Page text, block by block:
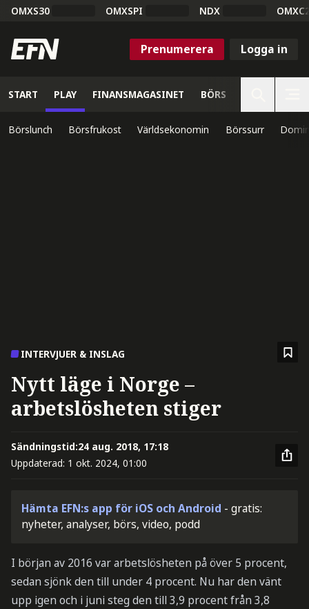
OMXS30 OMXSPI NDX
Prenumerera Logga in
START PLAY FINANSMAGASINET BÖRS
Börslunch Börsfrukost Världsekonomin Börssurr
INTERVJUER & INSLAG
Nytt läge i Norge –
arbetslösheten stiger
Sändningstid:24 aug. 2018, 17:18
Uppdaterad: 1 okt. 2024, 01:00
Hämta EFN:s app för iOS och Android - gratis:
nyheter, analyser, börs, video, podd
I början av 2016 var arbetslösheten på över 5 procent,
sedan sjönk den till under 4 procent. Nu har den vänt
upp igen och i juni steg den till 3,9 procent från 3,8